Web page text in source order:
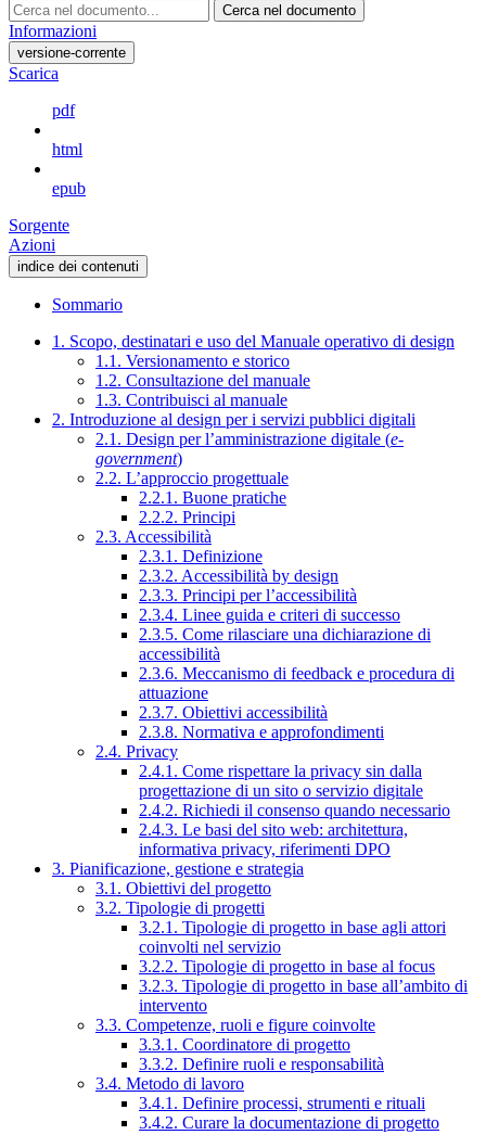
Cerca nel documento
Informazioni
versione-corrente
Scarica
pdf
html
epub
Sorgente
Azioni
indice dei contenuti
Sommario
1. Scopo, destinatari e uso del Manuale operativo di design
1.1. Versionamento e storico
1.2. Consultazione del manuale
1.3. Contribuisci al manuale
2. Introduzione al design per i servizi pubblici digitali
2.1. Design per l’amministrazione digitale (e-
government)
2.2. L’approccio progettuale
2.2.1. Buone pratiche
2.2.2. Principi
2.3. Accessibilità
2.3.1. Definizione
2.3.2. Accessibilità by design
2.3.3. Principi per l’accessibilità
2.3.4. Linee guida e criteri di successo
2.3.5. Come rilasciare una dichiarazione di
accessibilità
2.3.6. Meccanismo di feedback e procedura di
attuazione
2.3.7. Obiettivi accessibilità
2.3.8. Normativa e approfondimenti
2.4. Privacy
2.4.1. Come rispettare la privacy sin dalla
progettazione di un sito o servizio digitale
2.4.2. Richiedi il consenso quando necessario
2.4.3. Le basi del sito web: architettura,
informativa privacy, riferimenti DPO
3. Pianificazione, gestione e strategia
3.1. Obiettivi del progetto
3.2. Tipologie di progetti
3.2.1. Tipologie di progetto in base agli attori
coinvolti nel servizio
3.2.2. Tipologie di progetto in base al focus
3.2.3. Tipologie di progetto in base all’ambito di
intervento
3.3. Competenze, ruoli e figure coinvolte
3.3.1. Coordinatore di progetto
3.3.2. Definire ruoli e responsabilità
3.4. Metodo di lavoro
3.4.1. Definire processi, strumenti e rituali
3.4.2. Curare la documentazione di progetto